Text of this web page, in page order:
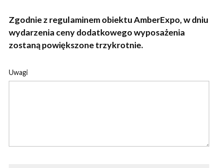
Zgodnie z regulaminem obiektu AmberExpo, w dniu
wydarzenia ceny dodatkowego wyposażenia
zostaną powiększone trzykrotnie.
Uwagi